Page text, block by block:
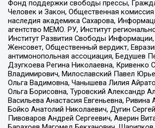
Фонд поддержки свободы прессы,
Человек и Закон, Общественная
наследия академика Сахарова,
агентство МЕМО. РУ, Институт
Институт Развития Свободы
Женсовет, Общественный вердикт,
антимонопольная ассоциация, Бедушев
Дзугкоева Регина Николаевна, Кривенко
Владимирович, Милославский Павел
Ольга Вадимовна, Чанышева Лилия
Ольга Борисовна, Туровский Александр
Васильева Анастасия Евгеньевна, Ривина
Бойко Анатолий Николаевич, Дугин
Пивоваров Андрей Сергеевич, Аверин